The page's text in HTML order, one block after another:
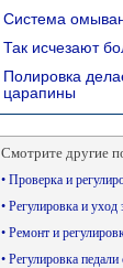
Система
Так исчезают
Полировка
царапины
Смотрите другие
• Проверка и
• Регулировка и уход
• Ремонт и
• Регулировка педали